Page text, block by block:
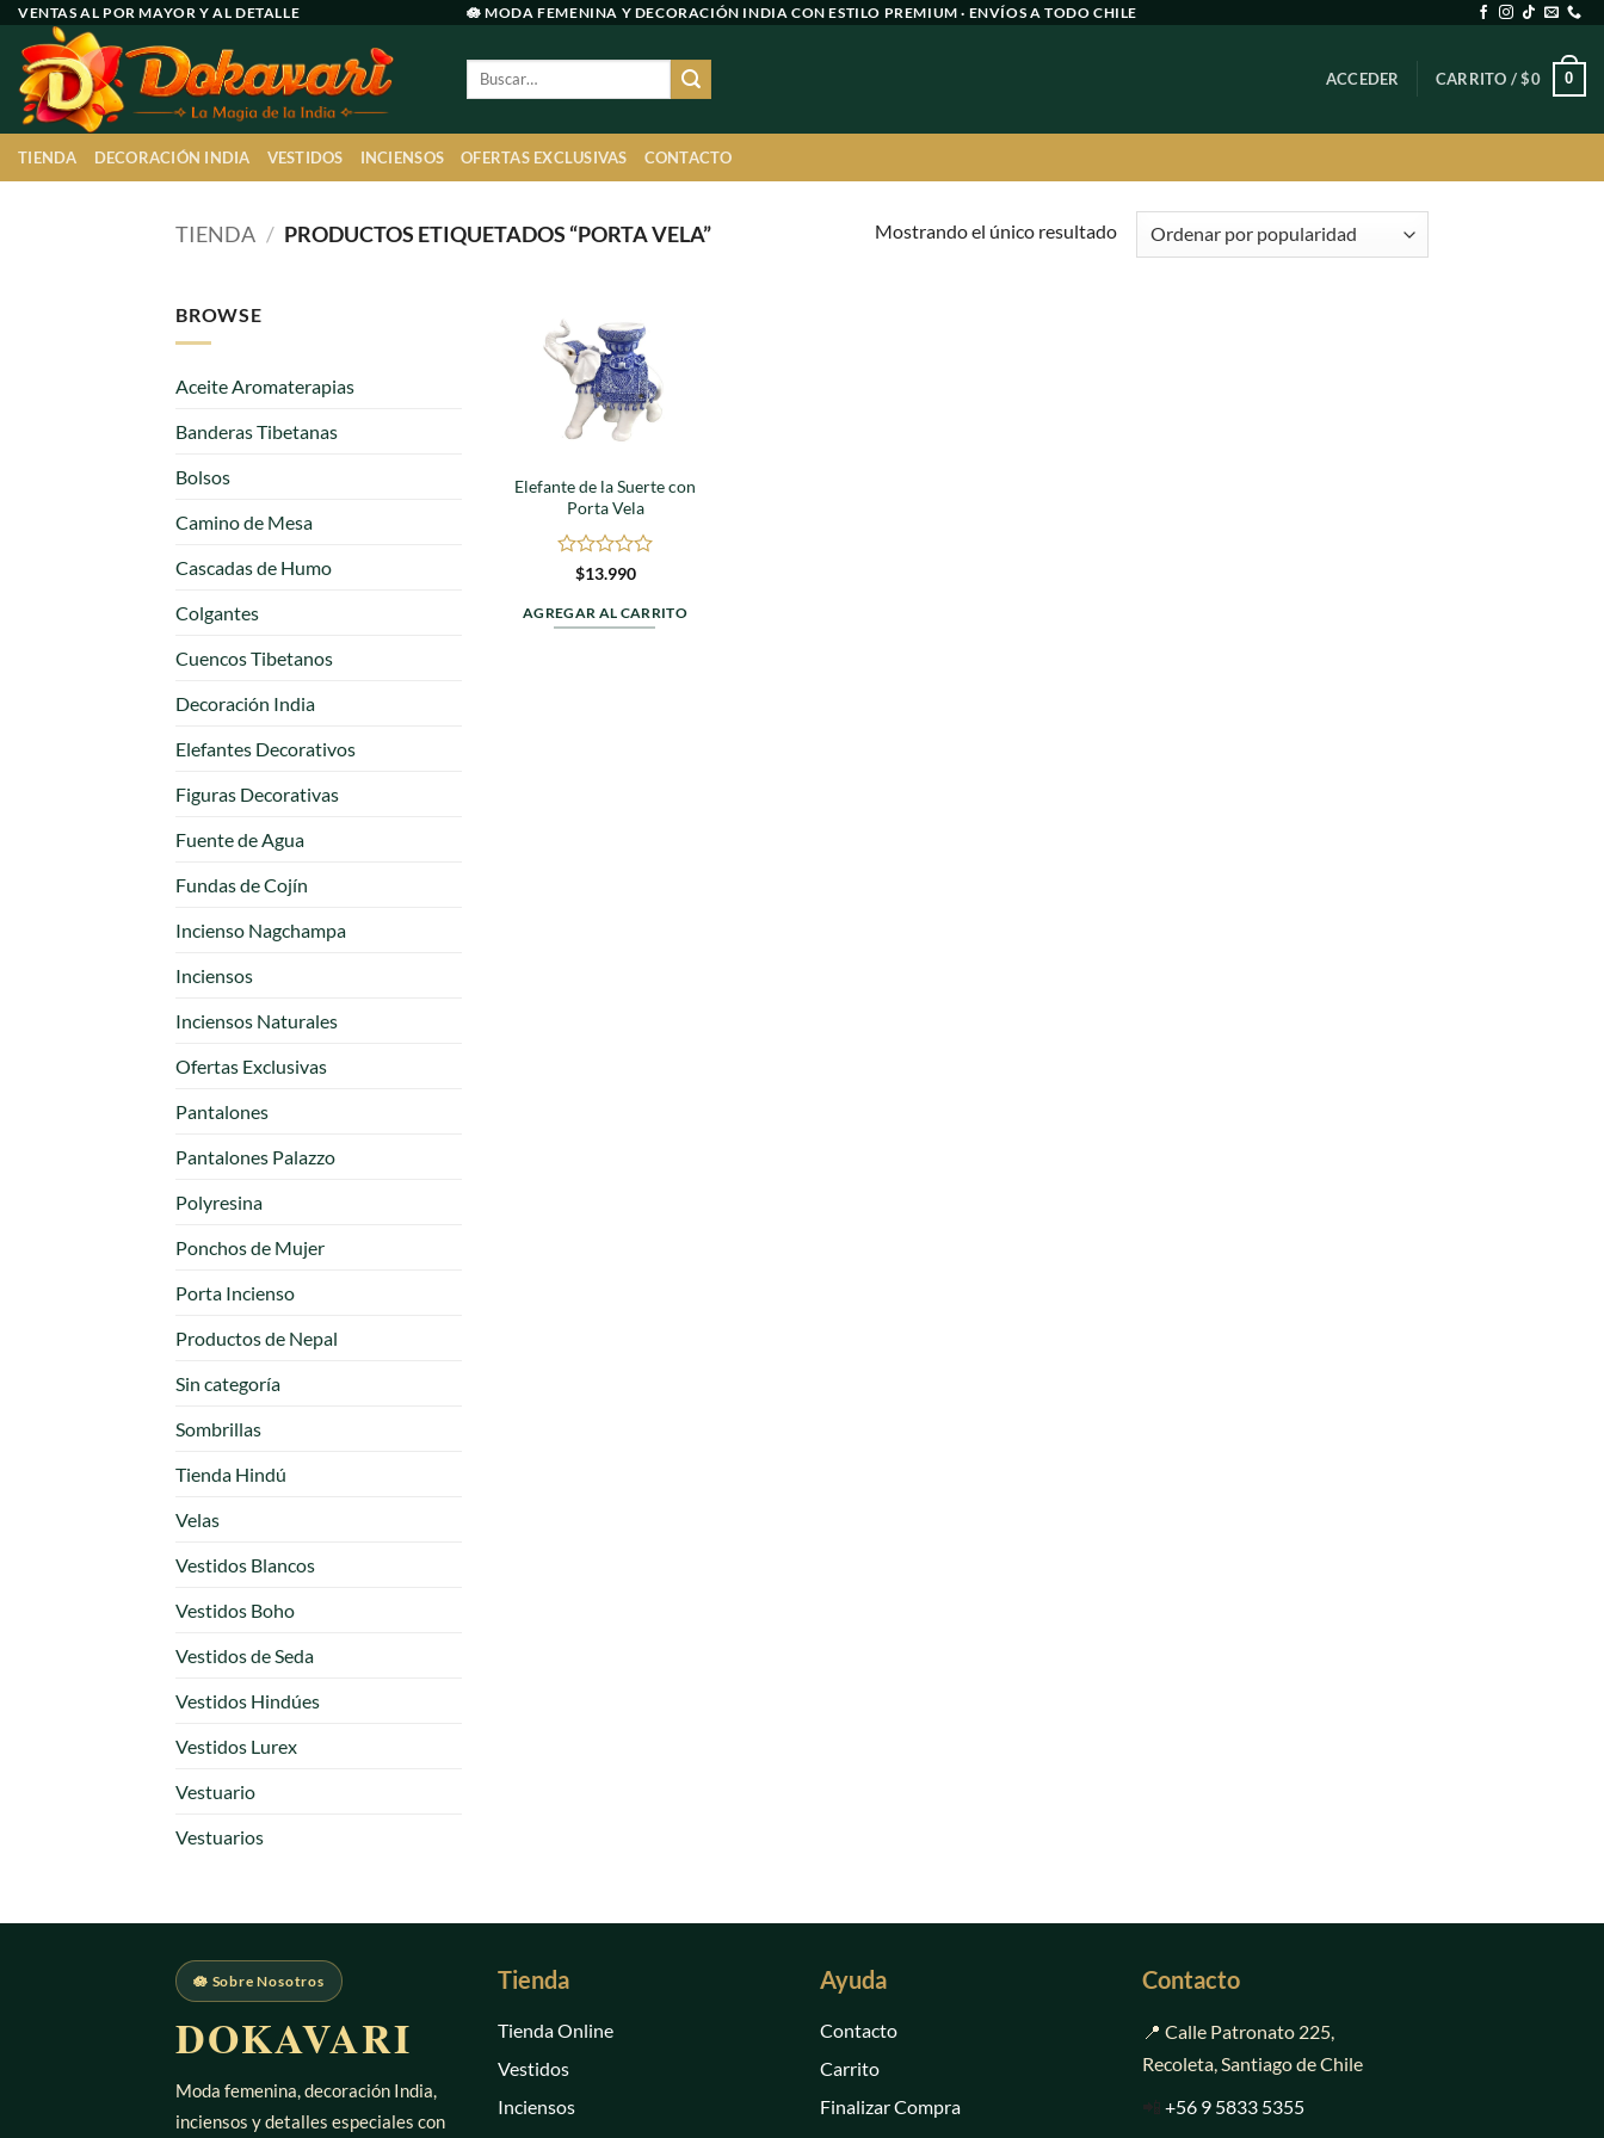
contenido
VENTAS AL POR MAYOR Y AL DETALLE 🪷 MODA FEMENINA Y DECORACIÓN INDIA CON ESTILO PREMIUM · ENVÍOS A TODO CHILE
Buscar
ACCEDER CARRITO /$0 0
TIENDA DECORACIÓN INDIA VESTIDOS INCIENSOS OFERTAS EXCLUSIVAS CONTACTO
TIENDA / PRODUCTOS ETIQUETADOS “PORTA VELA” Mostrando el único resultado
BROWSE
Aceite Aromaterapias
Banderas Tibetanas
Bolsos
Camino de Mesa
Cascadas de Humo
Colgantes
Cuencos Tibetanos
Decoración India
Elefantes Decorativos
Figuras Decorativas
Fuente de Agua
Fundas de Cojín
Incienso Nagchampa
Inciensos
Inciensos Naturales
Ofertas Exclusivas
Pantalones
Pantalones Palazzo
Polyresina
Ponchos de Mujer
Porta Incienso
Productos de Nepal
Sin categoría
Sombrillas
Tienda Hindú
Velas
Vestidos Blancos
Vestidos Boho
Vestidos de Seda
Vestidos Hindúes
Vestidos Lurex
Vestuario
Vestuarios
Agregar
favoritos
Elefante de la Suerte con
Porta Vela
Valorado
0
de
$13.990
AGREGAR AL CARRITO
🪷 Sobre Nosotros
DOKAVARI
Moda femenina, decoración India,
inciensos y detalles especiales con
Tienda
Tienda Online
Vestidos
Inciensos
Ayuda
Contacto
Carrito
Finalizar Compra
Contacto
📍 Calle Patronato 225,
Recoleta, Santiago de Chile
📲 +56 9 5833 5355